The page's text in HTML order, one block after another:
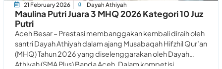
21 February 2026 Dayah Athiyah
Maulina Putri Juara 3 MHQ 2026 Kategori 10 Juz
Putri
Aceh Besar – Prestasi membanggakan kembali diraih oleh
santri Dayah Athiyah dalam ajang Musabaqah Hifzhil Qur’an
(MHQ) Tahun 2026 yang diselenggarakan oleh Dayah
Athiyah (SMA Plus) Banda Aceh. Dalam kompetisi